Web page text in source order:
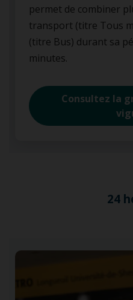
permet de combiner
transport (titre Tous
(titre Bus) durant sa
minutes.
Consultez la
24